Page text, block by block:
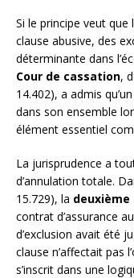
Si le principe veut
clause abusive, des
déterminante dans
Cour de cassation,
14.402), a admis
dans son ensemble
élément essentiel
La jurisprudence a
d’annulation totale.
15.729), la deuxième
contrat d’assurance
d’exclusion avait été
clause n’affectait pas
s’inscrit dans une